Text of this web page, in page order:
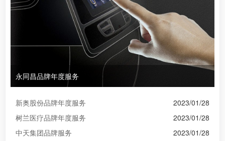
永同昌品牌年度服务
2023/01/28
新奥股份品牌年度服务
2023/01/28
树兰医疗品牌年度服务
2023/01/28
中天集团品牌服务